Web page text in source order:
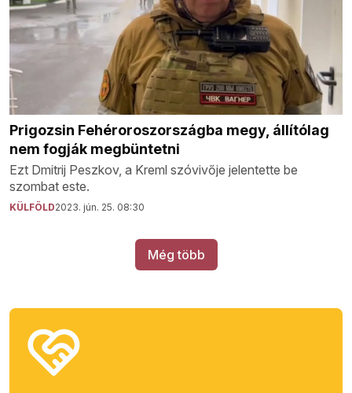
Prigozsin Fehéroroszországba megy, állítólag
nem fogják megbüntetni
Ezt Dmitrij Peszkov, a Kreml szóvivője jelentette be
szombat este.
KÜLFÖLD2023. jún. 25. 08:30
Még több